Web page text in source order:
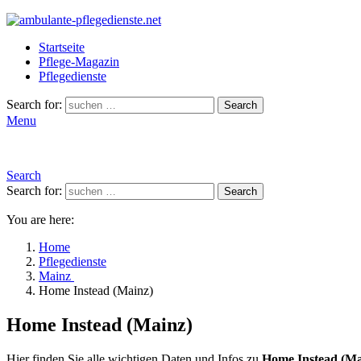
Startseite
Pflege-Magazin
Pflegedienste
Search for: Search
Menu
Search
Search for:
Search
You are here:
Home
Pflegedienste
Mainz
Home Instead (Mainz)
Home Instead (Mainz)